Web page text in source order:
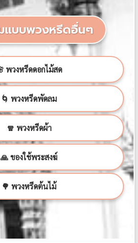
แบบพวงหรีดอื่นๆ
พวงหรีดดอกไม้สด
🌀 พวงหรีดพัดลม
🧣 พวงหรีดผ้า
🙏 ของใช้พระสงฆ์
🌳 พวงหรีดต้นไม้